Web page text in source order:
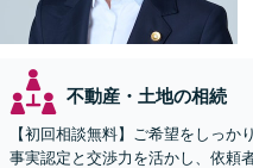
不動産・土地の相続
【初回相談無料】ご希望をしっ
事実認定と交渉力を活かし、依頼